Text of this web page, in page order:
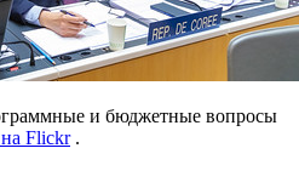
и бюджетные вопросы
Flickr.